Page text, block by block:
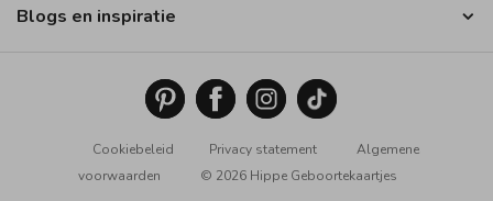
Blogs en inspiratie
Cookiebeleid Privacy statement
Algemene
voorwaarden
© 2026 Hippe Geboortekaartjes